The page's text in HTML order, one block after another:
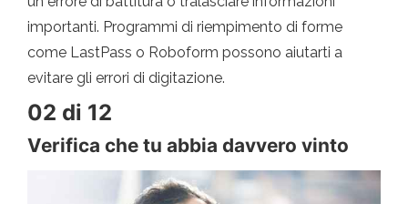
importanti. Programmi di riempimento di forme
come LastPass o Roboform possono aiutarti a
evitare gli errori di digitazione.
02 di 12
Verifica che tu abbia davvero vinto